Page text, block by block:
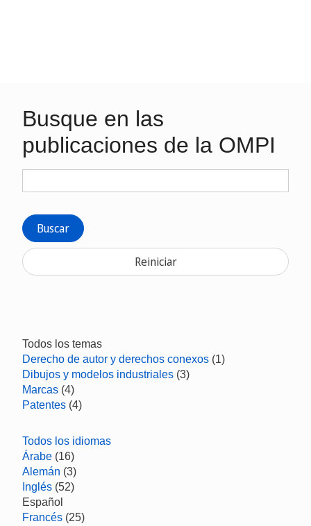
Busque en las
publicaciones de la OMPI
Buscar
Reiniciar
Todos los temas
Derecho de autor y derechos conexos (1)
Dibujos y modelos industriales (3)
Marcas (4)
Patentes (4)
Todos los idiomas
Árabe (16)
Alemán (3)
Inglés (52)
Español
Francés (25)